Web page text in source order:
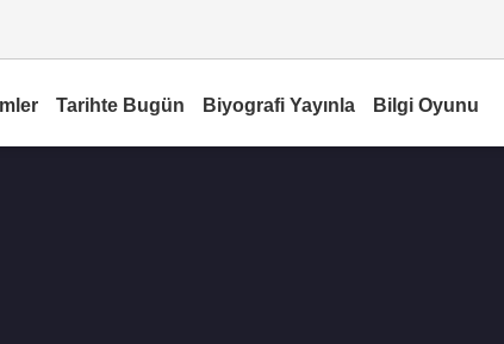
Tarihte Bugün Biyografi Yayınla Bilgi Oyunu